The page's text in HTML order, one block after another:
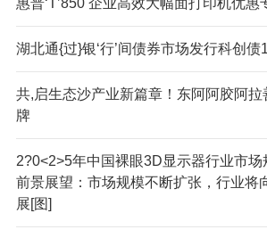
湖北通{过}银‘行’间债券市场发行科创债
共,启生态沙产业新篇章！东阿阿胶阿
牌
2?0<2>5年中国裸眼3D显示器行业市场
前景展望：市场规模不断扩张，行业将
展[图]